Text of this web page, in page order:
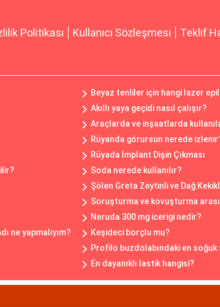
Politikası Kullanıcı Sözleşmesi Teklif
Beyaz tenliler için hangi lazer
Akıllı yaya geçidi nasıl çalışır?
Araçlarda ve inşaatlarda
Rüyanda görursun nerede
Rüyada İmplant Dişin Çıkması
Soda nerede kullanılır?
Şölen Greta Zeytinli ve Dağ
Soruşturma ve kovuşturma
Neruda 300 mg icerigi nedir?
ne yapmalıyım?
Keşideci borçlu mu?
Profilo buzdolabındaki en soğuk
En dayanıklı lastik hangisi?